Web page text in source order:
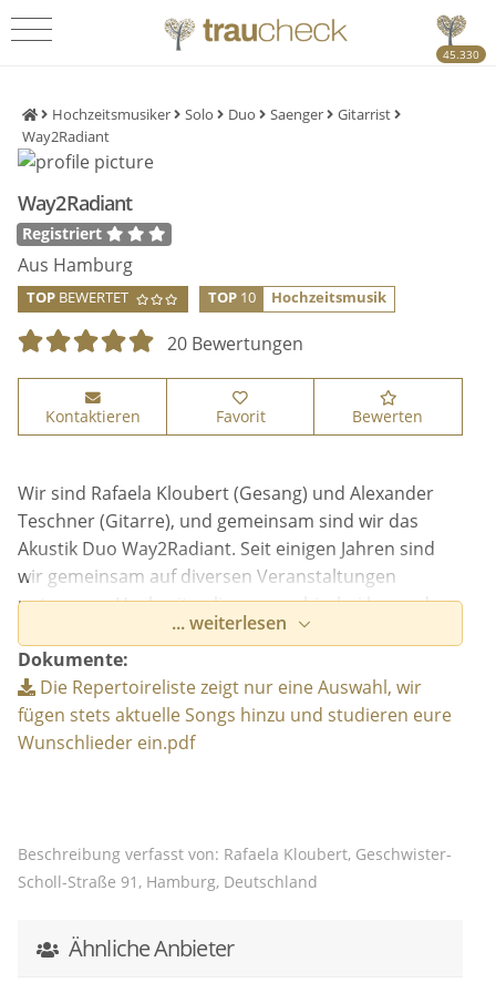
45.330
Hochzeitsmusiker Solo Duo Saenger
Gitarrist
Way2Radiant
Way2Radiant
Registriert
Aus Hamburg
TOP BEWERTET TOP 10 Hochzeitsmusik
20 Bewertungen
Kontaktieren Favorit Bewerten
Wir sind Rafaela Kloubert (Gesang) und Alexander
Teschner (Gitarre), und gemeinsam sind wir das
Akustik Duo Way2Radiant. Seit einigen Jahren sind
wir gemeinsam auf diversen Veranstaltungen
unterwegs, Hochzeiten liegen uns hierbei besonders
am Herzen. Wir singen und spielen eure
Lieblingssongs und geben ihnen durch unsere
Interpretation und unseren zweistimmigen Gesang
eine ganz besondere Note. Egal, ob romantisches
Liebeslied oder fetziger Partysong: wir sind stets mit
den Beneluxländern haben wir bereits
Veranstaltungen gespielt.
unvergesslich machen; egal, ob standesamtliche,
... weiterlesen
Dokumente:
Die Repertoireliste zeigt nur eine Auswahl, wir
fügen stets aktuelle Songs hinzu und studieren eure
Wunschlieder ein.pdf
Beschreibung verfasst von: Rafaela Kloubert, Geschwister-
Scholl-Straße 91, Hamburg, Deutschland
Ähnliche Anbieter